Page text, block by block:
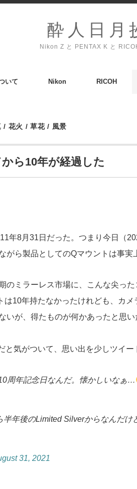
酔人日月
Nikon Z と PENTAX K と
いて Nikon RICOH
/ 花火 /草花/ 風景
ら10年が経過した
年8月31日だった。つまり今日（
がら製品としてのQマウントは事実
ミラーレス市場に、こんな尖っ
は10年持たなかったけれども、カ
いが、得たものが何かあったと思
気がついて、思い出を少しツイー
周年記念日なんだ。懐かしいなぁ…
年後のLimited Silverからなんだけ
31, 2021